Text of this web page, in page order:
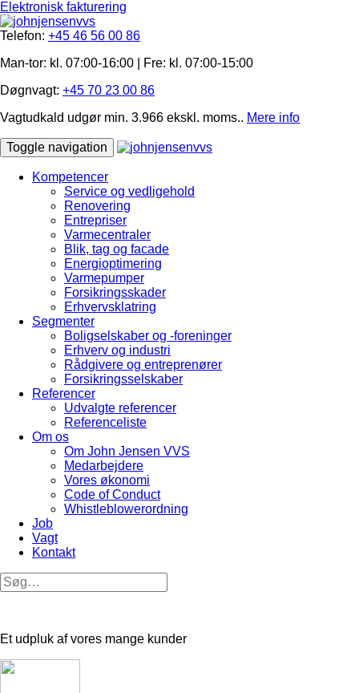
Elektronisk fakturering
Telefon: +45 46 56 00 86
Man-tor: kl. 07:00-16:00 | Fre: ​kl. 07:00-15​:00
Døgnvagt: +45 70 23 00 86
Vagtudkald udgør min. 3.966 ekskl. moms.. Mere info
Toggle navigation
Kompetencer
Service og vedligehold
Renovering
Entrepriser
Varmecentraler
Blik, tag og facade
Energioptimering
Varmepumper
Forsikringsskader
Erhvervsklatring
Segmenter
Boligselskaber og -foreninger
Erhverv og industri
Rådgivere og entreprenører
Forsikringsselskaber
Referencer
Udvalgte referencer
Referenceliste
Om os
Om John Jensen VVS
Medarbejdere
Vores økonomi
Code of Conduct
Whistleblowerordning
Job
Vagt
Kontakt
Et udpluk af vores mange kunder